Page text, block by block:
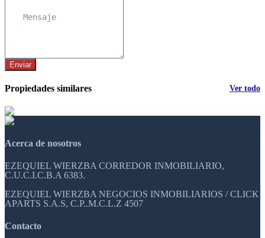
Enviar
Propiedades similares Ver todo
Acerca de nosotros
EZEQUIEL WIERZBA CORREDOR INMOBILIARIO,
C.U.C.I.C.B.A 6383.
EZEQUIEL WIERZBA NEGOCIOS INMOBILIARIOS / CLICK
APARTS S.A.S, C.P..M.C.L.Z 4507
Contacto